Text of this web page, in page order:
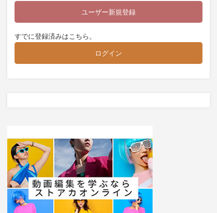
ユーザー新規登録
すでに登録済みはこちら。
ログイン